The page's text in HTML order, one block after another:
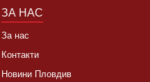
ЗА НАС
За нас
Контакти
Новини Пловдив